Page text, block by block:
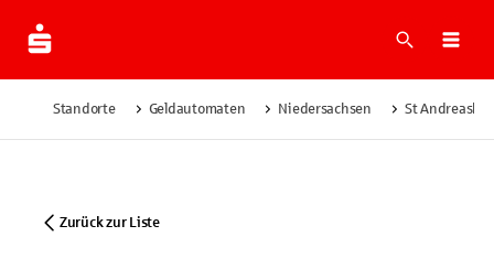
Suche
Standorte Geldautomaten Niedersachsen St
Zurück zur Liste